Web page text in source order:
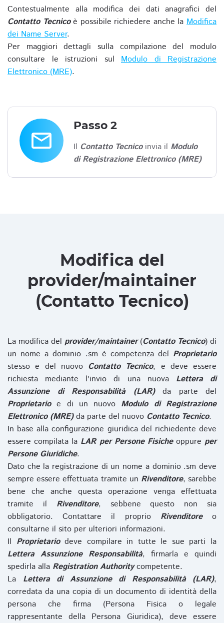
Contestualmente alla modifica dei dati anagrafici del
Contatto Tecnicoè possibile richiedere anche laModifica
dei Name Server.
Per maggiori dettagli sulla compilazione del modulo
consultare le istruzioni sul Modulo di Registrazione
Elettronico (MRE).
email
Passo 2
Il Contatto Tecnicoinvia il Modulo
di Registrazione Elettronico (MRE)
Modifica del
provider/maintainer
(Contatto Tecnico)
La modifica del provider/maintainer(Contatto Tecnico) di
un nome a dominio .sm è competenza del Proprietario
stesso e del nuovo Contatto Tecnico, e deve essere
richiesta mediante l'invio di una nuova Lettera di
Assunzione di Responsabilità (LAR)da parte del
Proprietarioe di un nuovo Modulo di Registrazione
Elettronico (MRE)da parte del nuovo Contatto Tecnico.
In base alla configurazione giuridica del richiedente deve
essere compilata la LAR per Persone Fisicheoppure per
Persone Giuridiche.
Dato che la registrazione di un nome a dominio .sm deve
sempre essere effettuata tramite un Rivenditore, sarebbe
bene che anche questa operazione venga effettuata
tramite il Rivenditore, sebbene questo non sia
obbligatorio. Contattare il proprio Rivenditoreo
consultarne il sito per ulteriori informazioni.
Il Proprietariodeve compilare in tutte le sue parti la
Lettera Assunzione Responsabilità, firmarla e quindi
spedirla alla Registration Authoritycompetente.
La Lettera di Assunzione di Responsabilità (LAR),
corredata da una copia di un documento di identità della
persona che firma (Persona Fisica o legale
rappresentante della Persona Giuridica), deve essere